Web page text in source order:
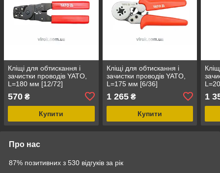
Кліщі для обтискання і
зачистки проводів YATO,
L=180 мм [12/72]
570 ₴
Купити
Кліщі для обтискання і
зачистки проводів YATO,
L=175 мм [6/36]
1 265₴
Купити
1
Про нас
87% позитивних з 530 відгуків за рік